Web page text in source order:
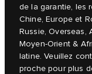
de la garantie, les
Chine, Europe et
Russie, Overseas,
Moyen-Orient &
latine. Veuillez
proche pour plus